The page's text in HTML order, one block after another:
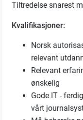
Tiltredelse snarest
Kvalifikasjoner:
Norsk
relevant
Relevant
ønskelig
Gode IT -
vårt